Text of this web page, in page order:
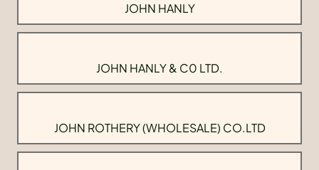
JOHN HANLY
JOHN HANLY & C0 LTD.
JOHN ROTHERY (WHOLESALE) CO.LTD